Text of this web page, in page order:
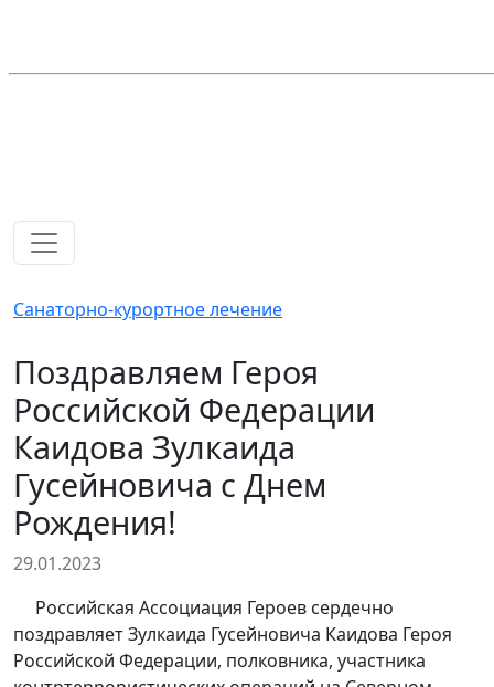
Санаторно-курортное лечение
Поздравляем Героя
Российской Федерации
Каидова Зулкаида
Гусейновича с Днем
Рождения!
29.01.2023
Российская Ассоциация Героев сердечно
поздравляет Зулкаида Гусейновича Каидова Героя
Российской Федерации, полковника, участника